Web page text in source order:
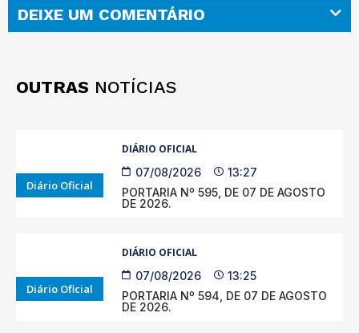
DEIXE UM COMENTÁRIO
OUTRAS NOTÍCIAS
Diário Oficial
DIÁRIO OFICIAL
07/08/2026
13:27
PORTARIA Nº 595, DE 07 DE AGOSTO
DE 2026.
Diário Oficial
DIÁRIO OFICIAL
07/08/2026
13:25
PORTARIA Nº 594, DE 07 DE AGOSTO
DE 2026.